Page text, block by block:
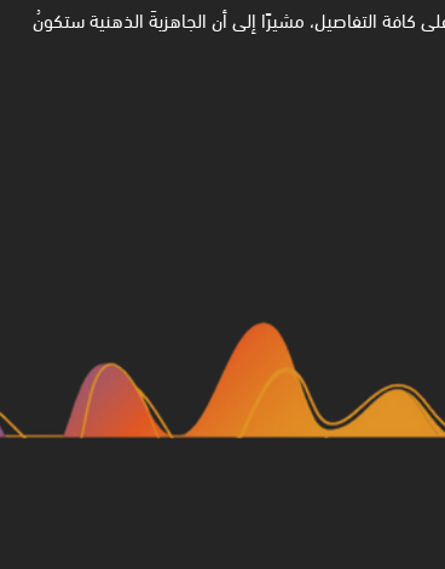
كافة التفاصيل، مشيرًا إلى أن الجاهزيةَ الذهنية ستكونُ